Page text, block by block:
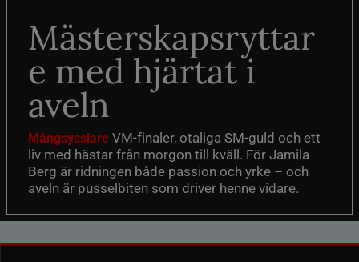
Mästerskapsryttar
e med hjärtat i
aveln
Mångsysslare VM-finaler, otaliga SM-guld och ett
liv med hästar från morgon till kväll. För Jamila
Berg är ridningen både passion och yrke – och
aveln är pusselbiten som driver henne vidare.